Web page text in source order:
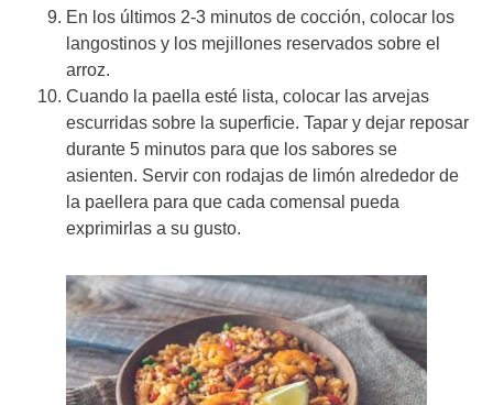
En los últimos 2-3 minutos de cocción, colocar los
langostinos y los mejillones reservados sobre el
arroz.
Cuando la paella esté lista, colocar las arvejas
escurridas sobre la superficie. Tapar y dejar reposar
durante 5 minutos para que los sabores se
asienten. Servir con rodajas de limón alrededor de
la paellera para que cada comensal pueda
exprimirlas a su gusto.